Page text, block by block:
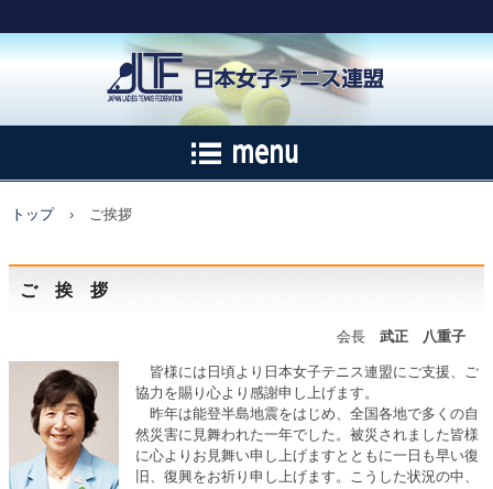
トップ › ご挨拶
ご 挨 拶
会長 武正 八重子
皆様には日頃より日本女子テニス連盟にご支援、ご
協力を賜り心より感謝申し上げます。
昨年は能登半島地震をはじめ、全国各地で多くの自
然災害に見舞われた一年でした。被災されました皆様
に心よりお見舞い申し上げますとともに一日も早い復
旧、復興をお祈り申し上げます。こうした状況の中、